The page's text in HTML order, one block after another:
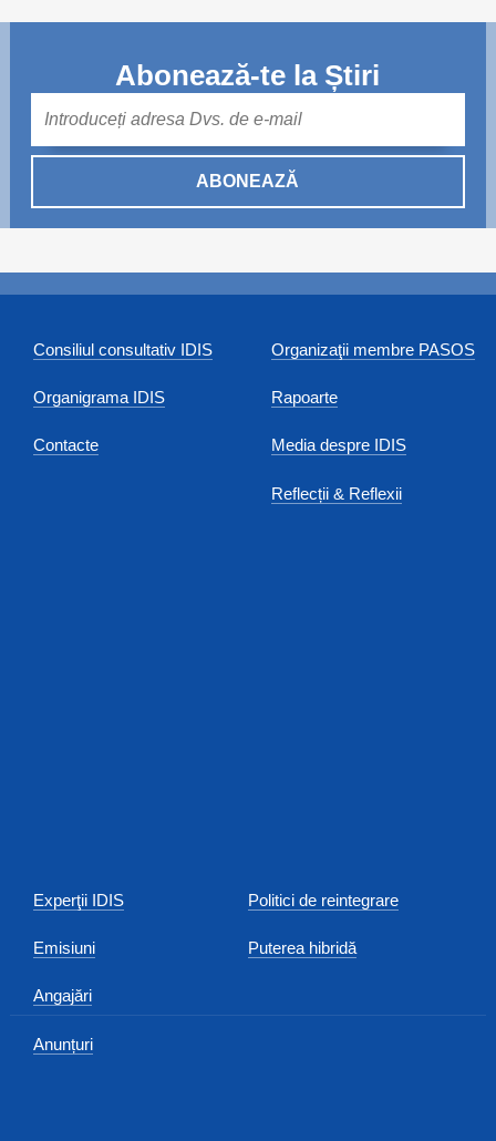
Abonează-te la Știri
ABONEAZĂ
Consiliul consultativ IDIS
Organigrama IDIS
Contacte
Organizaţii membre PASOS
Rapoarte
Media despre IDIS
Reflecții & Reflexii
Experţii IDIS
Emisiuni
Angajări
Anunțuri
Politici de reintegrare
Puterea hibridă